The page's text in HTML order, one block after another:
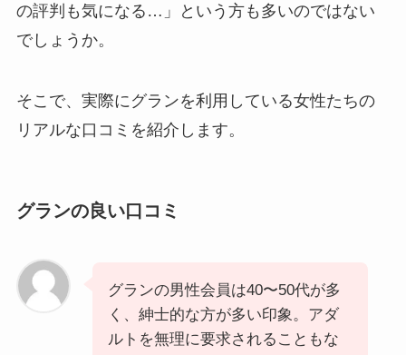
の評判も気になる…」という方も多いのではない
でしょうか。
そこで、実際にグランを利用している女性たちの
リアルな口コミを紹介します。
グランの良い口コミ
グランの男性会員は40〜50代が多
く、紳士的な方が多い印象。アダ
ルトを無理に要求されることもな